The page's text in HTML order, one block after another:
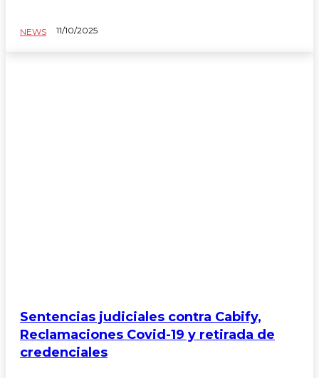
NEWS 11/10/2025
Sentencias judiciales contra Cabify,
Reclamaciones Covid-19 y retirada de
credenciales